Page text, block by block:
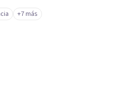
terapéuticas para
persona. Entre ellas se encuentran la
+7 más